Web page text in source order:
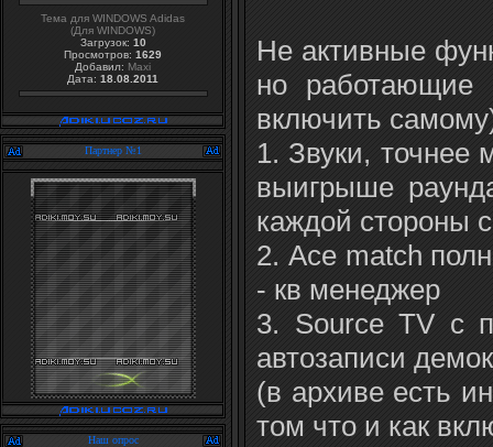
Тема для WINDOWS Adidas
(Для WINDOWS)
Загрузок: 10
Просмотров: 1629
Добавил: Maxi
Дата: 18.08.2011
Партнер №1
Наш опрос
Не активные
но работающие
включить
1. Звуки, точнее
выигрыше
каждой стороны
2. Ace match
- кв менеджер
3. Source TV с
автозаписи
(в архиве есть
том что и как